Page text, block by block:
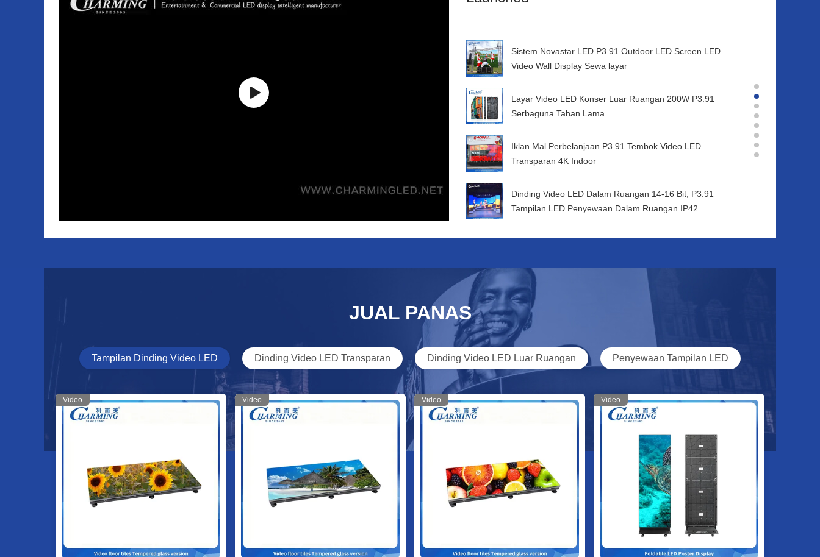
Sistem Novastar LED P3.91 Outdoor LED Screen LED
Layar Video LED Konser Luar Ruangan 200W P3.91
Serbaguna Tahan Lama
Iklan Mal Perbelanjaan P3.91 Tembok Video LED
Transparan 4K Indoor
Dinding Video LED Dalam Ruangan 14-16 Bit, P3.91
Tampilan LED Penyewaan Dalam Ruangan IP42
Tampilan Layar LED P1.86 P2.5 P2 Indoor Praktis Anti
Tabrakan
Anti Collision Outdoor Video Wall, P3.91 P2.6 Layar LED
Penyewaan Panggung Ramping
Dinding LED Luar Serbaguna SMD1921, Layar LED 900W
Untuk Periklanan Luar Ruangan
Video Wall Display Sewa layar
Iklan Mal Perbelanjaan P3.91 Tembok Video LED
Transparan 4K Indoor
JUAL PANAS
Tampilan Dinding Video LED Dinding Video LED Transparan Dinding Video LED Luar Ruangan Penyewaan Tampilan LED
Video Video Video Video